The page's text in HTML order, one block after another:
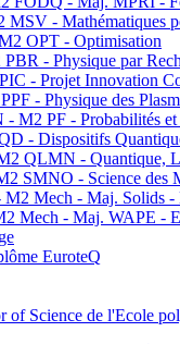
- Mathématiques
OPT - Optimisation
- Physique par
- Projet Innovation
- Physique des
M2 PF - Probabilités et
- Dispositifs
QLMN - Quantique,
SMNO - Science des
Mech - Maj. Solids -
Mech - Maj. WAPE -
EuroteQ
of Science de l'Ecole